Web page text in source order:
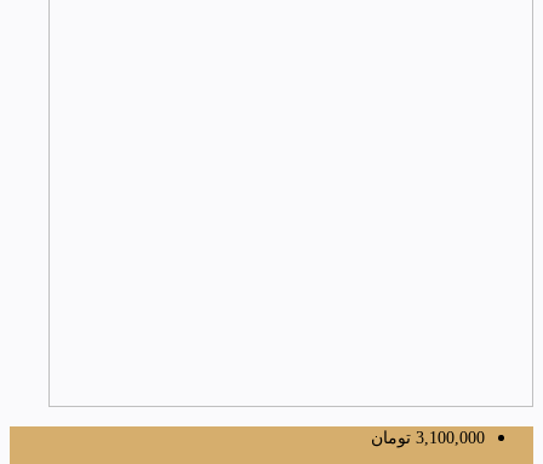
3,100,000 تومان